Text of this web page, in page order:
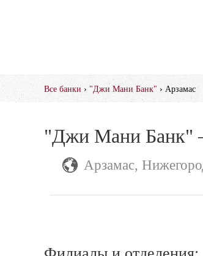
Все банки › "Джи Мани Банк" › Арзамас
"Джи Мани Банк"
Арзамас,